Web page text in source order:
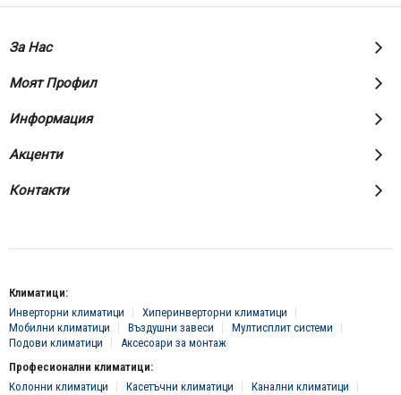
За Нас
Моят Профил
Информация
Акценти
Контакти
Климатици:
Инверторни климатици
Хиперинверторни климатици
Мобилни климатици
Въздушни завеси
Мултисплит системи
Подови климатици
Аксесоари за монтаж
Професионални климатици:
Колонни климатици
Касетъчни климатици Канални климатици